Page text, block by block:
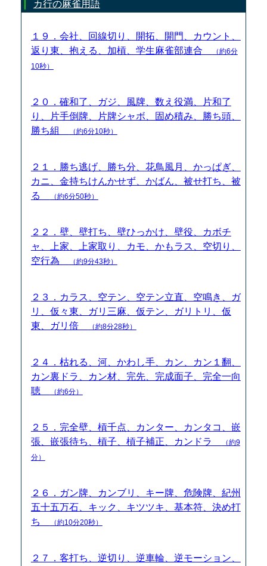
カ行の麻雀用語
１９．会社、回線切り、開拓、開門、カウント、
返り東、抱える、加槓、学生麻雀部連合
（約6分
10秒）
２０．確和了、ガジ、風牌、数え役満、片和了
り、片手倒牌、片牌シャボ、固め積み、勝ち頭、
勝ち組
（約6分10秒）
２１．勝ち逃げ、勝ち分、花鳥風月、かっぱぎ、
カニ、金持ちけんかせず、かばん、被せ打ち、被
る
（約6分50秒）
２２．壁、壁打ち、壁ひっかけ、壁役、カボチ
ャ、上家、上家取り、カモ、かもラス、空切り、
空行為
（約9分43秒）
２３．カラス、空テン、空テン立直、空鳴き、ガ
リ、仮々東、ガリ三麻、仮テン、ガリトリ、仮
東、ガリ倍
（約8分28秒）
２４．枯れる、河、かわし手、カン、カン１翻、
カン裏ドラ、カン材、完先、完成面子、完全一向
聴
（約6分）
２５．完全壁、槓千点、カンター、カンタコ、嵌
張、嵌張待ち、槓子、槓子補正、カンドラ
（約9
分）
２６．ガン牌、カンブリ、キー牌、危険牌、紀州
五十五万石、キック、キツツキ、基本符、決め打
ち
（約10分20秒）
２７．客打ち、逆切り、逆車輪、逆モーション、